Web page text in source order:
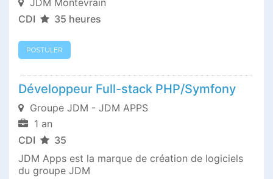
CDI
35 heures
POSTULER
Développeur Full-stack PHP/Symfony
Groupe JDM - JDM APPS
1 an
CDI
35
JDM Apps est la marque de création de logiciels
du groupe JDM